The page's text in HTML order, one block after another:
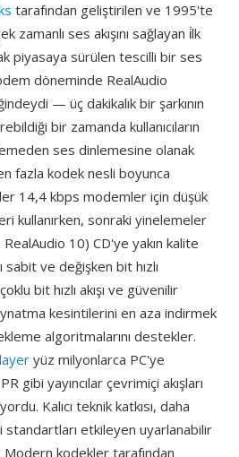
tarafından geliştirilen ve 1995'te
ses akışını sağlayan i̇lk
piyasaya sürülen tescilli bir ses
döneminde RealAudio
— üç dakikalık bir şarkının
bir zamanda kullanıcıların
ses dinlemesine olanak
fazla kodek nesli boyunca
14,4 kbps modemler için düşük
kullanırken, sonraki yinelemeler
10) CD'ye yakın kalite
ve değişken bit hızlı
bit hızlı akışı ve güvenilir
kesintilerini en aza indirmek
algoritmalarını destekler.
yüz milyonlarca PC'ye
gibi yayıncılar çevrimiçi akışları
Kalıcı teknik katkısı, daha
standartları etkileyen uyarlanabilir
Modern kodekler tarafından